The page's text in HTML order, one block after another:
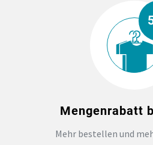
Mengenrabatt
Mehr bestellen und